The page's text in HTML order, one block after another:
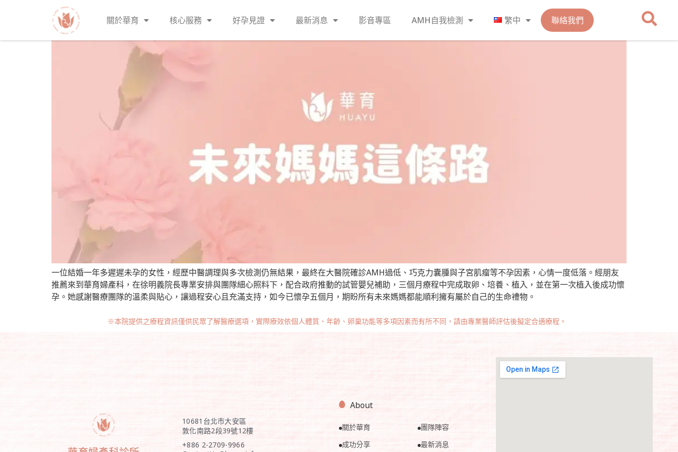
關於華育 核心服務 好孕見證 最新消息 影音專區 AMH自我檢測 繁中 聯絡我們
一位結婚一年多遲遲未孕的女性，經歷中醫調理與多次檢測仍無結果，最終在大醫院確診AMH過低、巧克力囊腫與子宮肌瘤等不孕因素，心情一度低落。經朋友
推薦來到華育婦產科，在徐明義院長專業安排與團隊細心照料下，配合政府推動的試管嬰兒補助，三個月療程中完成取卵、培養、植入，並在第一次植入後成功懷
孕。她感謝醫療團隊的溫柔與貼心，讓過程安心且充滿支持，如今已懷孕五個月，期盼所有未來媽媽都能順利擁有屬於自己的生命禮物。
※本院提供之療程資訊僅供民眾了解醫療選項，實際療效依個人體質、年齡、卵巢功能等多項因素而有所不同，請由專業醫師評估後擬定合適療程。
10681台北市大安區
敦化南路2段39號12樓
+886 2-2709-9966
About
關於華育
團隊陣容
成功分享
最新消息